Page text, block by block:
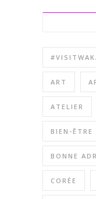
ART
ATELIER
BIEN-ÊTRE
BONNE
CORÉE